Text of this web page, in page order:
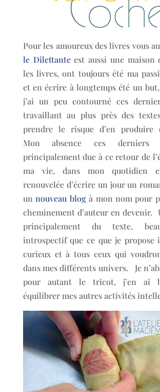
Pour les amoureux des livres vous
le Dilettanteest aussi une maison
les livres, ont toujours été ma
et en écrire à longtemps été un
j’ai un peu contourné ces
travaillant au plus près des
prendre le risque d’en produire
Mon absence ces derniers
principalement due à ce retour de
ma vie, dans mon quotidien
renouvelée d’écrire un jour un
unnouveau blogà mon nom pour
cheminement d’auteur en devenir.
principalement du texte,
introspectif que ce que je
curieux et à tous ceux qui
dans mes différents univers. Je
pour autant le tricot, j’en ai
équilibrer mes autres activités